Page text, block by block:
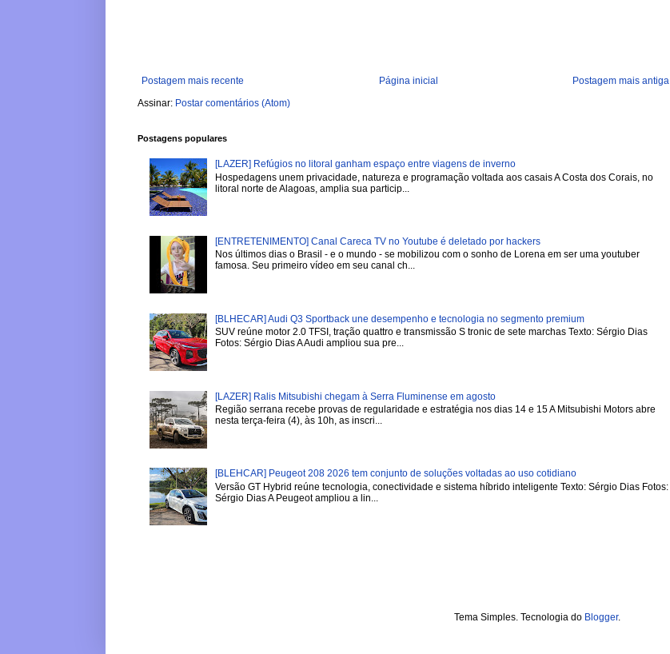
Postagem mais recente Postagem mais antiga
Página inicial
Assinar: Postar comentários (Atom)
Postagens populares
[LAZER] Refúgios no litoral ganham espaço entre viagens de inverno
Hospedagens unem privacidade, natureza e programação voltada aos casais A Costa dos Corais, no
litoral norte de Alagoas, amplia sua particip...
[ENTRETENIMENTO] Canal Careca TV no Youtube é deletado por hackers
Nos últimos dias o Brasil - e o mundo - se mobilizou com o sonho de Lorena em ser uma youtuber
famosa. Seu primeiro vídeo em seu canal ch...
[BLHECAR] Audi Q3 Sportback une desempenho e tecnologia no segmento premium
SUV reúne motor 2.0 TFSI, tração quattro e transmissão S tronic de sete marchas Texto: Sérgio Dias
Fotos: Sérgio Dias A Audi ampliou sua pre...
[LAZER] Ralis Mitsubishi chegam à Serra Fluminense em agosto
Região serrana recebe provas de regularidade e estratégia nos dias 14 e 15 A Mitsubishi Motors abre
nesta terça-feira (4), às 10h, as inscri...
[BLEHCAR] Peugeot 208 2026 tem conjunto de soluções voltadas ao uso cotidiano
Versão GT Hybrid reúne tecnologia, conectividade e sistema híbrido inteligente Texto: Sérgio Dias Fotos:
Sérgio Dias A Peugeot ampliou a lin...
Tema Simples. Tecnologia do Blogger.